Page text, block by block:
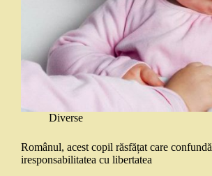
Diverse
Românul, acest copil răsfățat care confundă
iresponsabilitatea cu libertatea